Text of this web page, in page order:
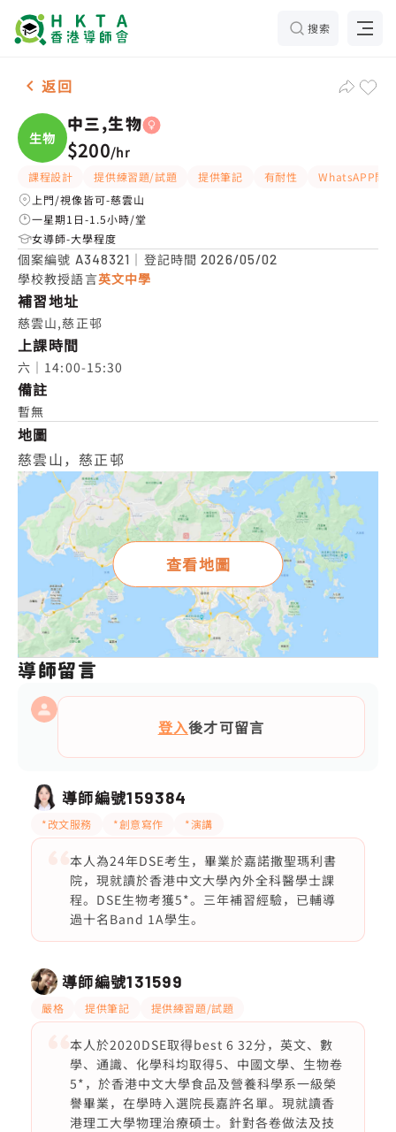
搜索
女-1名 中三,生物，慈雲山 補習推介
返回
生物
中三,生物
$200/hr
課程設計 提供練習題/試題 提供筆記 有耐性
WhatsAPP問
上門/視像皆可-慈雲山
一星期1日-1.5小時/堂
女導師-大學程度
個案編號 A348321 ｜登記時間2026/05/02
學校教授語言英文中學
補習地址
慈雲山,慈正邨
上課時間
六｜14:00-15:30
備註
暫無
地圖
慈雲山，慈正邨
查看地圖
導師留言
登入後才可留言
導師編號159384
*改文服務 *創意寫作 *演講
本人為24年DSE考生，畢業於嘉諾撒聖瑪利書
院，現就讀於香港中文大學內外全科醫學士課
程。DSE生物考獲5*。三年補習經驗，已輔導
過十名Band 1A學生。
導師編號131599
嚴格 提供筆記 提供練習題/試題
本人於2020DSE取得best 6 32分，英文、數
學、通識、化學科均取得5、中國文學、生物卷
5*，於香港中文大學食品及營養科學系一級榮
譽畢業，在學時入選院長嘉許名單。現就讀香
港理工大學物理治療碩士。針對各卷做法及技